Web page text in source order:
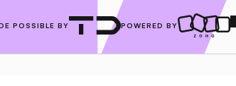
POSSIBLE BY POWERED BY